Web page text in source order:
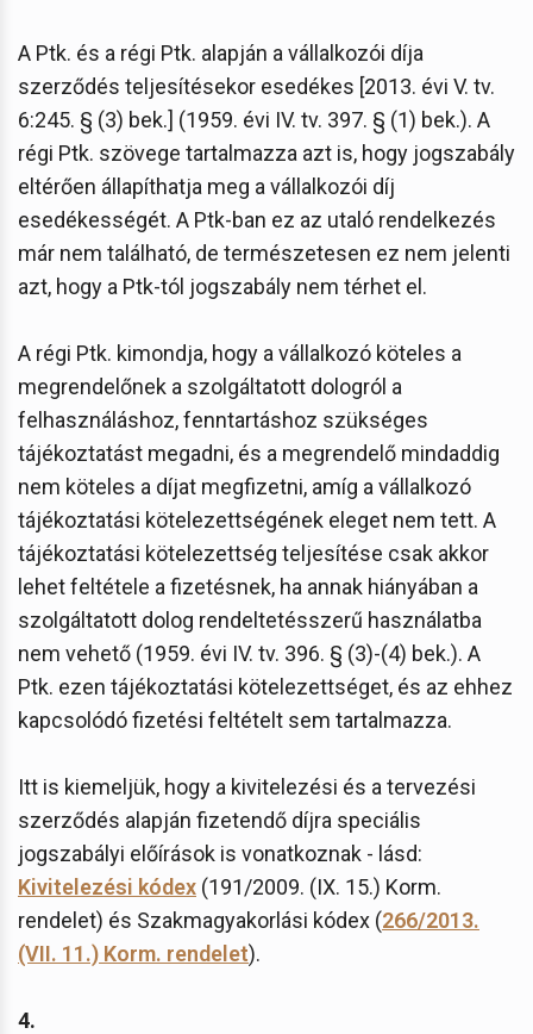
A Ptk. és a régi Ptk. alapján a vállalkozói díja
szerződés teljesítésekor esedékes [2013. évi V. tv.
6:245. § (3) bek.] (1959. évi IV. tv. 397. § (1) bek.). A
régi Ptk. szövege tartalmazza azt is, hogy jogszabály
eltérően állapíthatja meg a vállalkozói díj
esedékességét. A Ptk-ban ez az utaló rendelkezés
már nem található, de természetesen ez nem jelenti
azt, hogy a Ptk-tól jogszabály nem térhet el.
A régi Ptk. kimondja, hogy a vállalkozó köteles a
megrendelőnek a szolgáltatott dologról a
felhasználáshoz, fenntartáshoz szükséges
tájékoztatást megadni, és a megrendelő mindaddig
nem köteles a díjat megfizetni, amíg a vállalkozó
tájékoztatási kötelezettségének eleget nem tett. A
tájékoztatási kötelezettség teljesítése csak akkor
lehet feltétele a fizetésnek, ha annak hiányában a
szolgáltatott dolog rendeltetésszerű használatba
nem vehető (1959. évi IV. tv. 396. § (3)-(4) bek.). A
Ptk. ezen tájékoztatási kötelezettséget, és az ehhez
kapcsolódó fizetési feltételt sem tartalmazza.
Itt is kiemeljük, hogy a kivitelezési és a tervezési
szerződés alapján fizetendő díjra speciális
jogszabályi előírások is vonatkoznak - lásd:
Kivitelezési kódex (191/2009. (IX. 15.) Korm.
rendelet) és Szakmagyakorlási kódex (266/2013.
(VII. 11.) Korm. rendelet).
4.